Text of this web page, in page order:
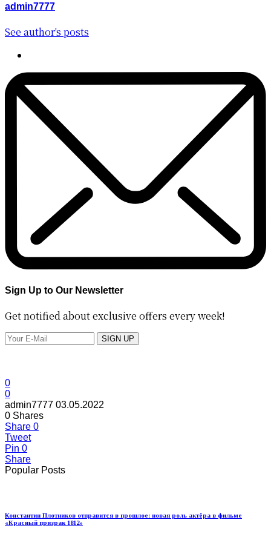
admin7777
See author's posts
Sign Up to Our Newsletter
Get notified about exclusive offers every week!
SIGN UP
0
0
admin7777 03.05.2022
0 Shares
Share 0
Tweet
Pin 0
Share
Popular Posts
Константин Плотников отправится в прошлое: новая роль актёра в фильме
«Красный призрак 1812»